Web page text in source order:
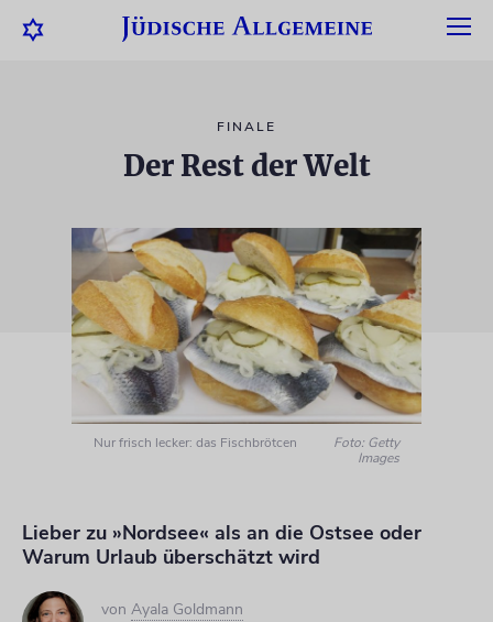
FINALE
Der Rest der Welt
Nur frisch lecker: das Fischbrötcen
Foto: Getty
Images
Lieber zu »Nordsee« als an die Ostsee oder
Warum Urlaub überschätzt wird
von Ayala Goldmann